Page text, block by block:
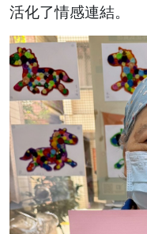
活化了情感連結。